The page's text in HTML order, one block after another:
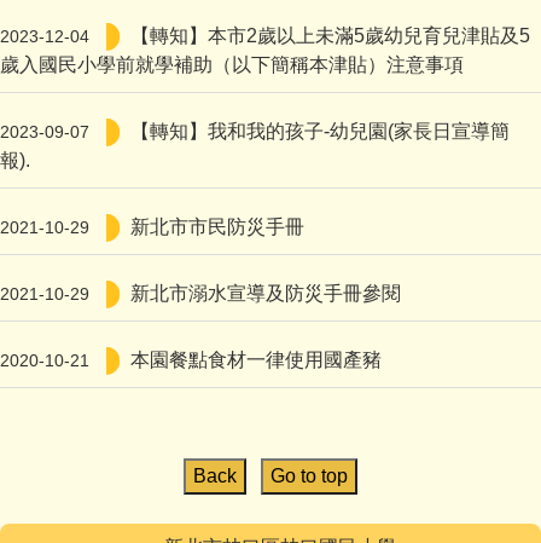
2023-12-04
【轉知】本市2歲以上未滿5歲幼兒育兒津貼及5
歲入國民小學前就學補助（以下簡稱本津貼）注意事項
2023-09-07
【轉知】我和我的孩子-幼兒園(家長日宣導簡
報).
2021-10-29 新北市市民防災手冊
2021-10-29 新北市溺水宣導及防災手冊參閱
2020-10-21 本園餐點食材一律使用國產豬